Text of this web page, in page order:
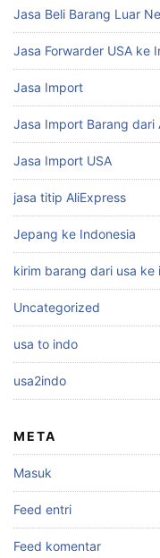
Jasa Beli Barang Luar
Jasa Forwarder USA ke
Jasa Import
Jasa Import Barang dari
Jasa Import USA
jasa titip AliExpress
Jepang ke Indonesia
kirim barang dari usa ke
Uncategorized
usa to indo
usa2indo
META
Masuk
Feed entri
Feed komentar